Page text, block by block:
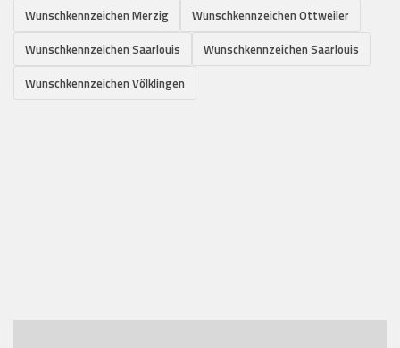
Wunschkennzeichen Merzig
Wunschkennzeichen Ottweiler
Wunschkennzeichen Saarlouis
Wunschkennzeichen Saarlouis
Wunschkennzeichen Völklingen